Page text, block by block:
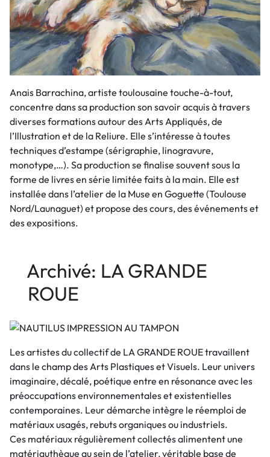
Anais Barrachina, artiste toulousaine touche-à-tout,
concentre dans sa production son savoir acquis à travers
diverses formations autour des Arts Appliqués, de
l’Illustration et de la Reliure. Elle s’intéresse à toutes
techniques d’estampe (sérigraphie, linogravure,
monotype,…). Sa production se finalise souvent sous la
forme de livres en série limitée faits à la main. Elle est
installée dans l’atelier de la Muse en Goguette (Toulouse
Nord/Launaguet) et propose des cours, des événements et
des expositions.
Archivé: LA GRANDE
ROUE
Les artistes du collectif de LA GRANDE ROUE travaillent
dans le champ des Arts Plastiques et Visuels. Leur univers
imaginaire, décalé, poétique entre en résonance avec les
préoccupations environnementales et existentielles
contemporaines. Leur démarche intègre le réemploi de
matériaux usagés, rebuts organiques ou industriels.
Ces matériaux régulièrement collectés alimentent une
matériauthèque au sein de l’atelier, véritable base de